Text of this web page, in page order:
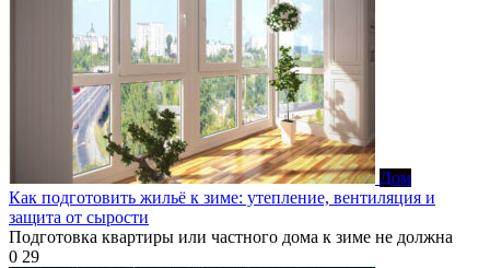
Дом
Как подготовить жильё к зиме: утепление, вентиляция и
защита от сырости
Подготовка квартиры или частного дома к зиме не должна
0 29